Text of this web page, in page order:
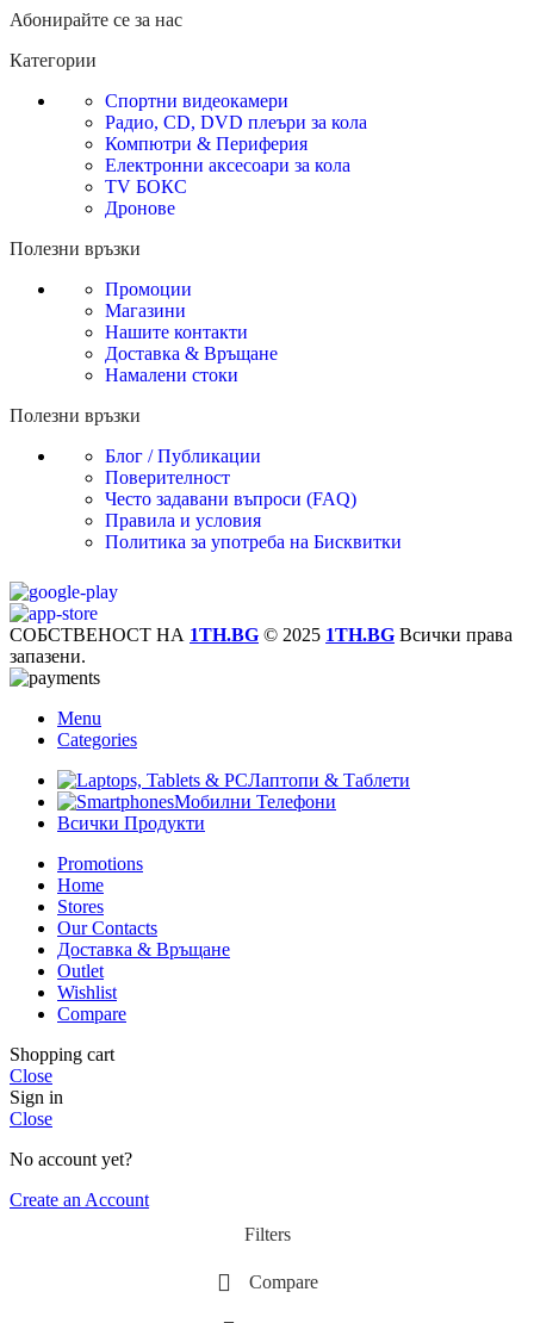
Абонирайте се за нас
Категории
Спортни видеокамери
Радио, CD, DVD плеъри за кола
Компютри & Периферия
Електронни аксесоари за кола
TV БОКС
Дронове
Полезни връзки
Промоции
Магазини
Нашите контакти
Доставка & Връщане
Намалени стоки
Полезни връзки
Блог / Публикации
Поверителност
Често задавани въпроси (FAQ)
Правила и условия
Политика за употреба на Бисквитки
СОБСТВЕНОСТ НА 1TH.BG © 2025 1TH.BG Всички права
запазени.
Menu
Categories
Лаптопи & Таблети
Мобилни Телефони
Всички Продукти
Promotions
Home
Stores
Our Contacts
Доставка & Връщане
Outlet
Wishlist
Compare
Shopping cart
Close
Sign in
Close
No account yet?
Create an Account
Filters
Compare